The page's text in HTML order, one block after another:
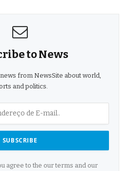
to News
from NewsSite about world,
and politics.
agree to the our terms and our